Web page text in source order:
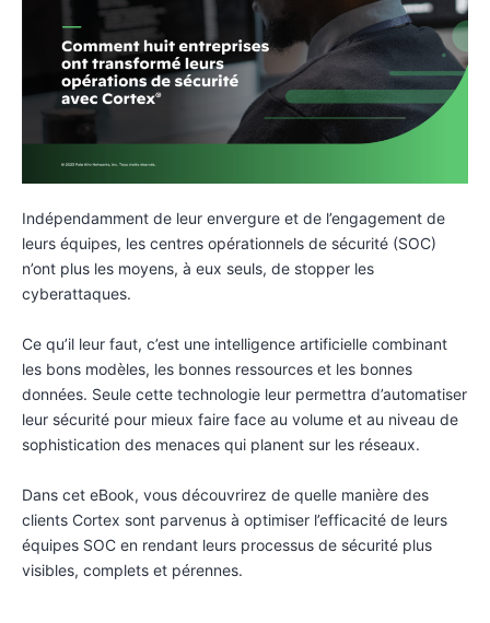
Indépendamment de leur envergure et de l’engagement de
leurs équipes, les centres opérationnels de sécurité (SOC)
n’ont plus les moyens, à eux seuls, de stopper les
cyberattaques.
Ce qu’il leur faut, c’est une intelligence artificielle combinant
les bons modèles, les bonnes ressources et les bonnes
données. Seule cette technologie leur permettra d’automatiser
leur sécurité pour mieux faire face au volume et au niveau de
sophistication des menaces qui planent sur les réseaux.
Dans cet eBook, vous découvrirez de quelle manière des
clients Cortex sont parvenus à optimiser l’efficacité de leurs
équipes SOC en rendant leurs processus de sécurité plus
visibles, complets et pérennes.